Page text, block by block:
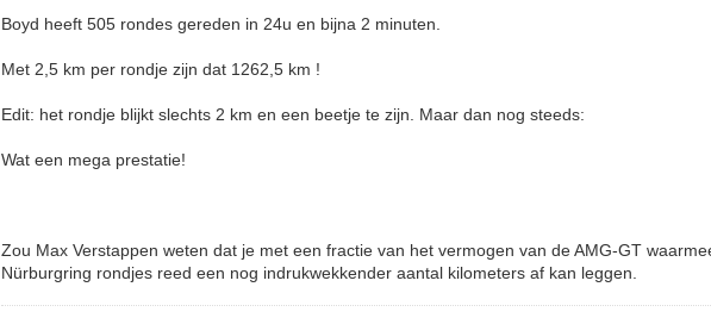
Boyd heeft 505 rondes gereden in 24u en bijna 2 minuten.
Met 2,5 km per rondje zijn dat 1262,5 km !
Edit: het rondje blijkt slechts 2 km en een beetje te zijn. Maar dan nog steeds:
Wat een mega prestatie!
Zou Max Verstappen weten dat je met een fractie van het vermogen van de AMG-GT
Nürburgring rondjes reed een nog indrukwekkender aantal kilometers af kan leggen.